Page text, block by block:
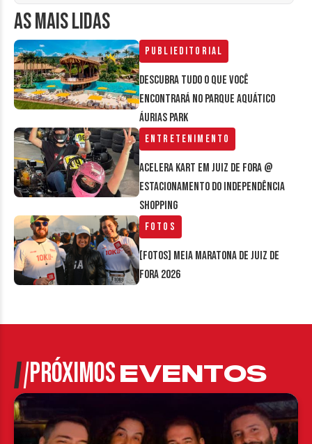
AS MAIS LIDAS
Publieditorial
Descubra tudo o que você
encontrará no parque aquático
Áurias Park
Entretenimento
Acelera Kart em Juiz de Fora @
estacionamento do Independência
Shopping
Fotos
[FOTOS] Meia Maratona de Juiz de
Fora 2026
PRÓXIMOSEVENTOS